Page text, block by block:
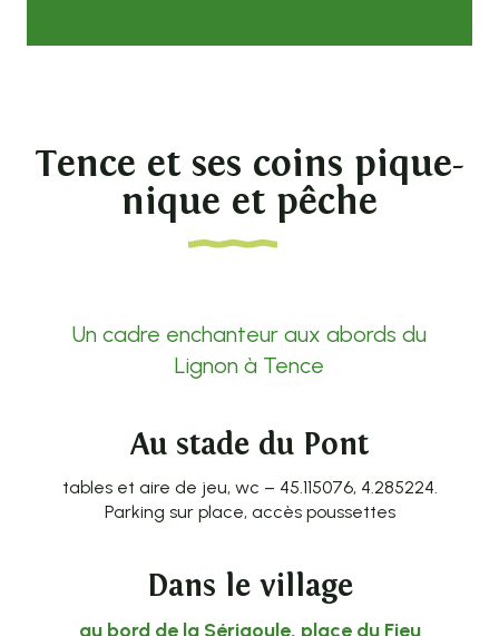
Tence et ses coins pique-
nique et pêche
Un cadre enchanteur aux abords du
Lignon à Tence
Au stade du Pont
tables et aire de jeu, wc – 45.115076, 4.285224.
Parking sur place, accès poussettes
Dans le village
au bord de la Sérigoule, place du Fieu